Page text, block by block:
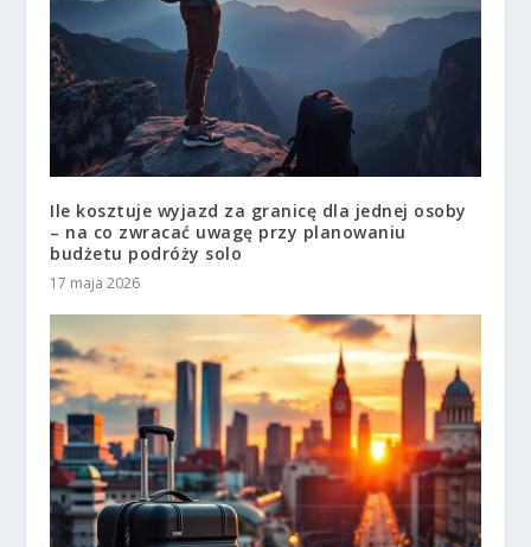
Ile kosztuje wyjazd za granicę dla jednej osoby
– na co zwracać uwagę przy planowaniu
budżetu podróży solo
17 maja 2026